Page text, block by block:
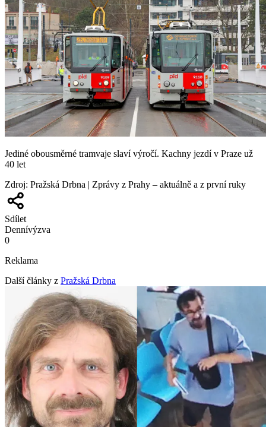
Jediné obousměrné tramvaje slaví výročí. Kachny jezdí v Praze už
40 let
Zdroj: Pražská Drbna | Zprávy z Prahy – aktuálně a z první ruky
Sdílet
Dennívýzva
0
Reklama
Další články z Pražská Drbna